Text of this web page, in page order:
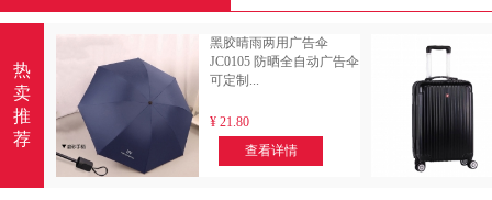
热
卖
推
荐
黑胶晴雨两用广告伞
JC0105 防晒全自动广告伞
可定制...
¥ 21.80
查看详情